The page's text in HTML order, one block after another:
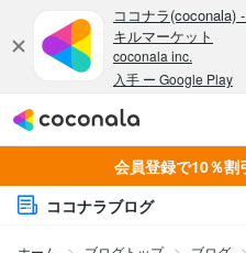
会員登録で10％割
ココナラブログ